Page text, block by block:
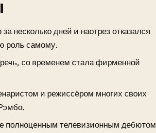
несколько дней и наотрез отказался
роль самому.
со временем стала фирменной
и режиссёром многих своих
полноценным телевизионным дебютом